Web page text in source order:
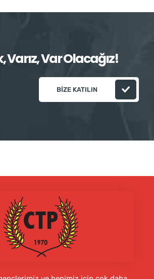
Varız, Var Olacağız!
BIZE KATILIN